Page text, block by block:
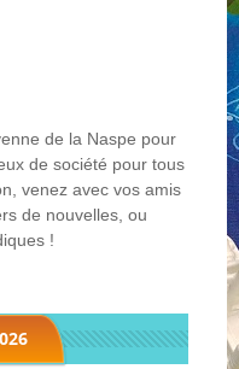
de la Naspe pour
de société pour tous
venez avec vos amis
de nouvelles, ou
!